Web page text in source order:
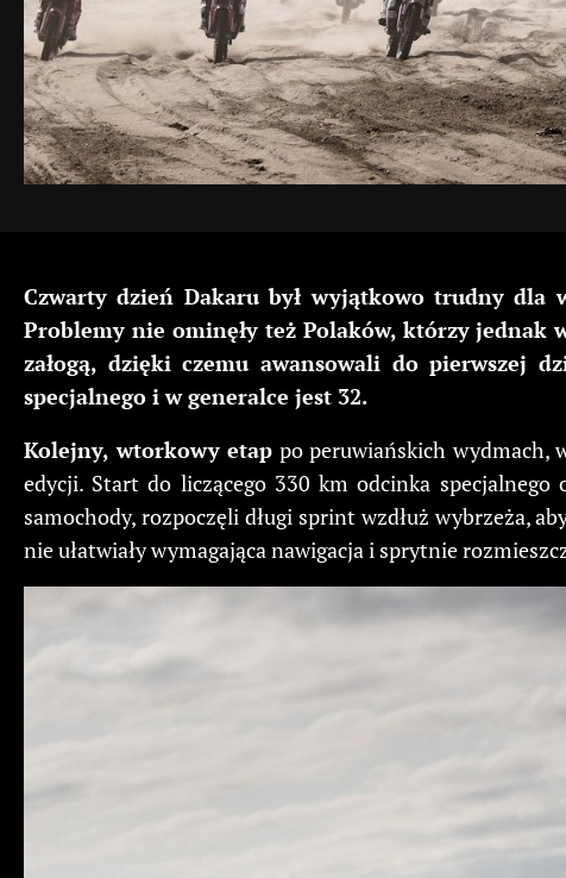
Czwarty dzień Dakaru był wyjątkowo trudny
Problemy nie ominęły też Polaków, którzy jednak
załogą, dzięki czemu awansowali do pierwszej
specjalnego i w generalce jest 32.
Kolejny, wtorkowy etap po peruwiańskich wydmach,
edycji. Start do liczącego 330 km odcinka
samochody, rozpoczęli długi sprint wzdłuż wybrzeża,
nie ułatwiały wymagająca nawigacja i sprytnie